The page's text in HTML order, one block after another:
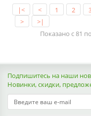
|< < 1 2
>
>|
Показано с 81
Подпишитесь на наши
Новинки, скидки,